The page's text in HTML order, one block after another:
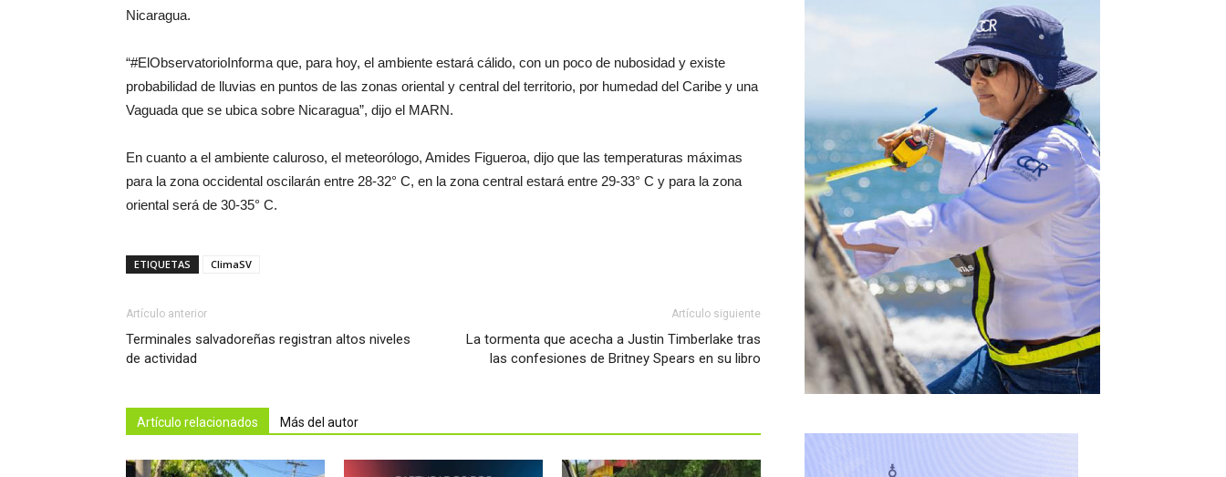
Nicaragua.
“#ElObservatorioInforma que, para hoy, el ambiente estará cálido, con un poco de nubosidad y existe
probabilidad de lluvias en puntos de las zonas oriental y central del territorio, por humedad del Caribe y una
Vaguada que se ubica sobre Nicaragua”, dijo el MARN.
En cuanto a el ambiente caluroso, el meteorólogo, Amides Figueroa, dijo que las temperaturas máximas
para la zona occidental oscilarán entre 28-32° C, en la zona central estará entre 29-33° C y para la zona
oriental será de 30-35° C.
ETIQUETAS ClimaSV
Artículo anterior
Terminales salvadoreñas registran altos niveles
de actividad
Artículo siguiente
La tormenta que acecha a Justin Timberlake tras
las confesiones de Britney Spears en su libro
Artículo relacionados Más del autor